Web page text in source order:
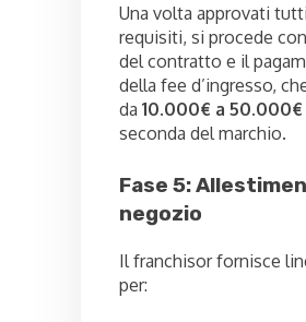
Una volta approvati
requisiti, si procede
del contratto e il
della fee d’ingresso,
da 10.000€ a 50.000€
seconda del marchio.
Fase 5:
negozio
Il franchisor fornisce
per: